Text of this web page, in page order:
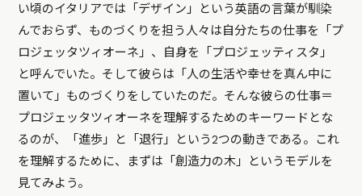
い頃のイタリアでは「デザイン」という英語の言葉が馴染
んでおらず、ものづくりを担う人々は自分たちの仕事を「プ
ロジェッタツィオーネ」、自身を「プロジェッティスタ」
と呼んでいた。そして彼らは「人の生活や幸せを真ん中に
置いて」ものづくりをしていたのだ。そんな彼らの仕事＝
プロジェッタツィオーネを理解するためのキーワードとな
るのが、「進歩」と「退行」という2つの動きである。これ
を理解するために、まずは「創造力の木」というモデルを
見てみよう。